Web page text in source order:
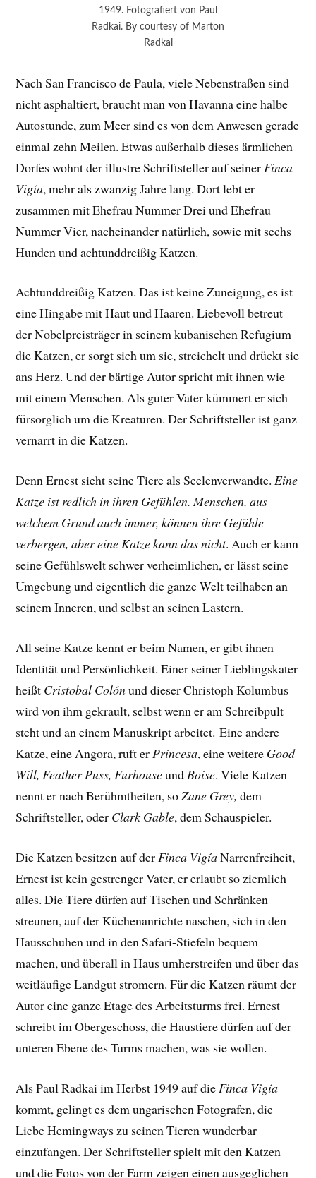
1949. Fotografiert von Paul
Radkai. By courtesy of Marton
Radkai
Nach San Francisco de Paula, viele Nebenstraßen sind
nicht asphaltiert, braucht man von Havanna eine halbe
Autostunde, zum Meer sind es von dem Anwesen gerade
einmal zehn Meilen. Etwas außerhalb dieses ärmlichen
Dorfes wohnt der illustre Schriftsteller auf seiner Finca
Vigía, mehr als zwanzig Jahre lang. Dort lebt er
zusammen mit Ehefrau Nummer Drei und Ehefrau
Nummer Vier, nacheinander natürlich, sowie mit sechs
Hunden und achtunddreißig Katzen.
Achtunddreißig Katzen. Das ist keine Zuneigung, es ist
eine Hingabe mit Haut und Haaren. Liebevoll betreut
der Nobelpreisträger in seinem kubanischen Refugium
die Katzen, er sorgt sich um sie, streichelt und drückt sie
ans Herz. Und der bärtige Autor spricht mit ihnen wie
mit einem Menschen. Als guter Vater kümmert er sich
fürsorglich um die Kreaturen. Der Schriftsteller ist ganz
vernarrt in die Katzen.
Denn Ernest sieht seine Tiere als Seelenverwandte.Eine
Katze ist redlich in ihren Gefühlen. Menschen, aus
welchem Grund auch immer, können ihre Gefühle
verbergen, aber eine Katze kann das nicht. Auch er kann
seine Gefühlswelt schwer verheimlichen, er lässt seine
Umgebung und eigentlich die ganze Welt teilhaben an
seinem Inneren, und selbst an seinen Lastern.
All seine Katze kennt er beim Namen, er gibt ihnen
Identität und Persönlichkeit. Einer seiner Lieblingskater
heißt Cristobal Colónund dieser Christoph Kolumbus
wird von ihm gekrault, selbst wenn er am Schreibpult
steht und an einem Manuskript arbeitet. Eine andere
Katze, eine Angora, ruft erPrincesa, eine weitere Good
Will, Feather Puss, FurhouseundBoise. Viele Katzen
nennt er nach Berühmtheiten, soZane Grey,dem
Schriftsteller, oder Clark Gable, dem Schauspieler.
Die Katzen besitzen auf der Finca VigíaNarrenfreiheit,
Ernest ist kein gestrenger Vater, er erlaubt so ziemlich
alles. Die Tiere dürfen auf Tischen und Schränken
streunen, auf der Küchenanrichte naschen, sich in den
Hausschuhen und in den Safari-Stiefeln bequem
machen, und überall in Haus umherstreifen und über das
weitläufige Landgut stromern. Für die Katzen räumt der
Autor eine ganze Etage des Arbeitsturms frei. Ernest
schreibt im Obergeschoss, die Haustiere dürfen auf der
unteren Ebene des Turms machen, was sie wollen.
Als Paul Radkai im Herbst 1949 auf die Finca Vigía
kommt, gelingt es dem ungarischen Fotografen, die
Liebe Hemingways zu seinen Tieren wunderbar
einzufangen. DerSchriftsteller spielt mit den Katzen
und die Fotos von der Farm zeigen einen ausgeglichen